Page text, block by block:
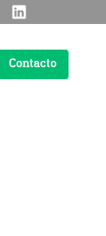
Contacto